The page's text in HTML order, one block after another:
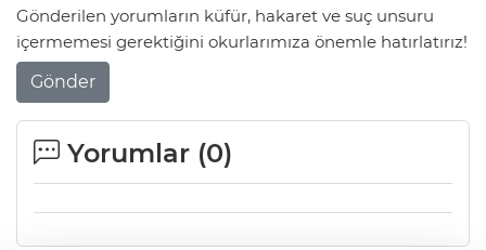
Gönderilen yorumların küfür, hakaret ve suç unsuru
içermemesi gerektiğini okurlarımıza önemle hatırlatırız!
Gönder
Yorumlar (0)